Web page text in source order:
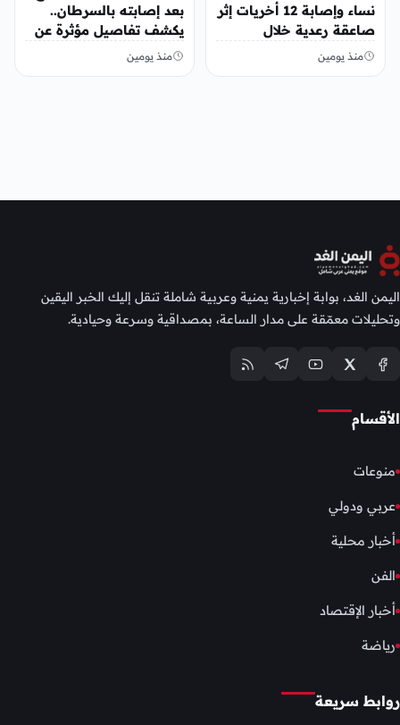
نساء وإصابة 12 أخريات إثر
صاعقة رعدية خلال
مناسبة اجتماعية
منذ يومين
بعد إصابته بالسرطان..
يكشف تفاصيل مؤثرة عن
رحلة العلاج
منذ يومين
اليمن الغد، بوابة إخبارية يمنية وعربية شاملة تنقل إليك الخبر اليقين
وتحليلات معمّقة على مدار الساعة، بمصداقية وسرعة وحيادية.
الأقسام
منوعات
عربي ودولي
أخبار محلية
الفن
أخبار الإقتصاد
رياضة
روابط سريعة